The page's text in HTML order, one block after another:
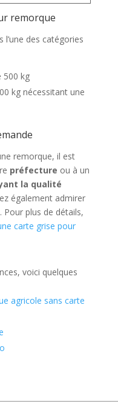
remorque
des catégories
500 kg
kg nécessitant une
remorque, il est
préfecture ou à un
la qualité
également admirer
Pour plus de détails,
carte grise pour
voici quelques
agricole sans carte